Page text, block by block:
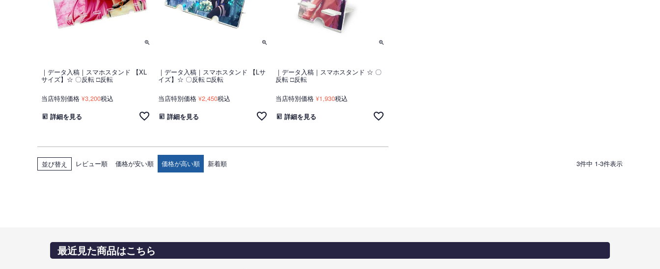
｜データ入稿｜スマホスタンド 【XL
サイズ】☆ 〇反転 □反転
当店特別価格 ¥3,200税込
詳細を見る
｜データ入稿｜スマホスタンド 【Lサ
イズ】☆ 〇反転 □反転
当店特別価格 ¥2,450税込
詳細を見る
｜データ入稿｜スマホスタンド ☆ 〇
反転 □反転
当店特別価格 ¥1,930税込
詳細を見る
並び替え レビュー順 価格が安い順 価格が高い順 新着順 3件中 1-3件表示
最近見た商品はこちら